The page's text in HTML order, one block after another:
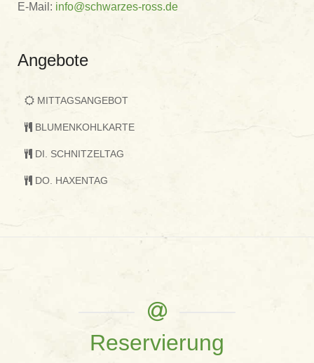
E-Mail: info@schwarzes-ross.de
Angebote
MITTAGSANGEBOT
BLUMENKOHLKARTE
DI. SCHNITZELTAG
DO. HAXENTAG
Reservierung